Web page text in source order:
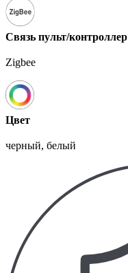
Связь пульт/контроллер
Zigbee
Цвет
черный, белый